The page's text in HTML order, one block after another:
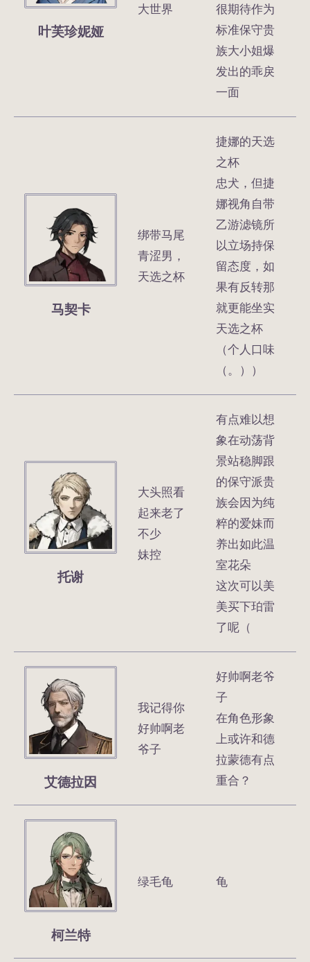
叶芙珍妮娅
大世界
很期待作为
标准保守贵
族大小姐爆
发出的乖戾
一面
马契卡
绑带马尾
青涩男，
天选之杯
捷娜的天选
之杯
忠犬，但捷
娜视角自带
乙游滤镜所
以立场持保
留态度，如
果有反转那
就更能坐实
天选之杯
（个人口味
（。））
托谢
大头照看
起来老了
不少
妹控
有点难以想
象在动荡背
景站稳脚跟
的保守派贵
族会因为纯
粹的爱妹而
养出如此温
室花朵
这次可以美
美买下珀雷
了呢（
艾德拉因
我记得你
好帅啊老
爷子
好帅啊老爷
子
在角色形象
上或许和德
拉蒙德有点
重合？
柯兰特
绿毛龟 龟